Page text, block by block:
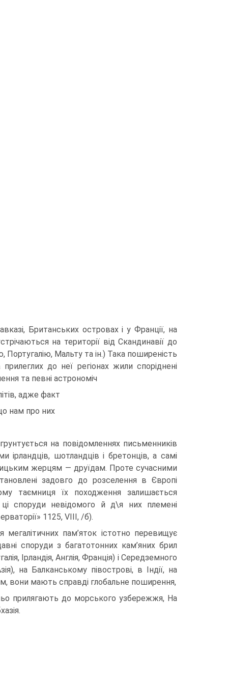
Британських островах і у Франції, на
на території від Скандинавії до
Мальту та ін.) Така поширеність
до неї ре­гіонах жили споріднені
та певні астрономіч­
адже факт
нам про них
на повідомленнях письменників
ірландців, шотландців і бретонців, а самі
жерцям — друїдам. Проте сучас­ними
задов­го до розселення в Європі
таємниця їх походження залишається
споруди невідомого й д\я них племені
1125, VIII, /б).
пам’яток істотно перевищує
споруди з багатотонних кам’яних брил
Ірландія, Англія, Франція) і Се­редземного
на Балканському півострові, в Індії, на
вони мають справді глобальне поширення,
прилягають до морського узбережжя, На